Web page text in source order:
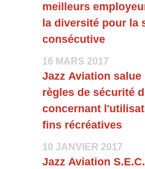
meilleurs
la diversité pour la
consécutive
16 MARS 2017
Jazz Aviation
règles de sécurité
concernant
fins récréatives
10 JANVIER 2017
Jazz Aviation